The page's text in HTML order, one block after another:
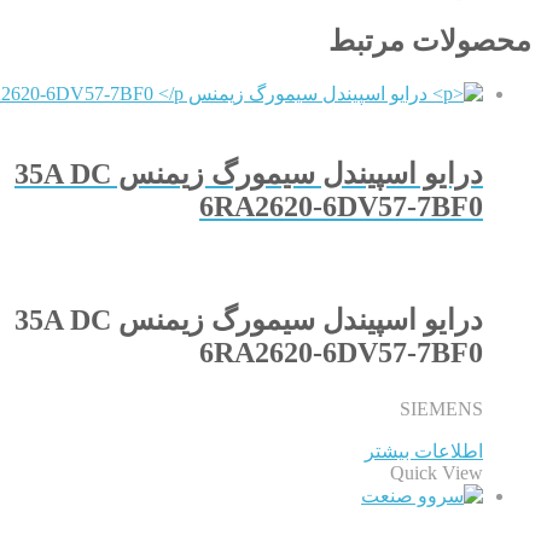
محصولات مرتبط
درایو اسپیندل سیمورگ زیمنس 35A DC
6RA2620-6DV57-7BF0
درایو اسپیندل سیمورگ زیمنس 35A DC
6RA2620-6DV57-7BF0
SIEMENS
اطلاعات بیشتر
Quick View